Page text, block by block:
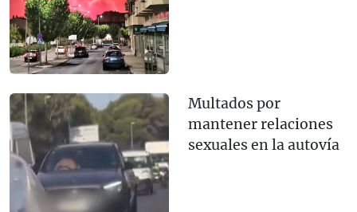
Multados por
mantener relaciones
sexuales en la autovía